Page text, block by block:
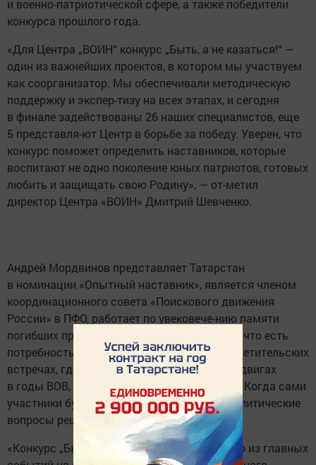
и военно-патриотической сфере, а также победители
конкурса прошлого года.
«Для Центра „ВОИН“ конкурс „Быть, а не казаться!“ —
один из важнейших проектов, в котором мы участвуем
как соорганизатор. Мы обеспечивали методическую
поддержку и экспер-тизу на всех этапах, и сегодня
в финале задействованы 26 наших специалистов, еще
5 представля-ют Центр в борьбе за победу. Уверен, что
конкурс поможет определить наставников, которые
воспитают не одно поколение юных патриотов, готовых
любить и защищать свою Родину», — от-метил
директор Центра «ВОИН» Дмитрий Шевченко.
Андрей Мордвинов представляет Татарстан
в номинации «Опытный наставник», является членом
координационного совета «Поискового движения
России» в ПФО, работает по увековече-нию памяти
погибших при защите Отечества. Отмечает, что есть
потребность у молодого поколе-ния в просветительских
встречах, где рассказывают не только о подвигах
в годы ВОВ, но и собы-тиях современности. Когда сами
участники будут рассказывать какие геополитические
вопросы решаются на СВО.
«Конкурс „Быть, а не казаться!-2025“ — одно из главных